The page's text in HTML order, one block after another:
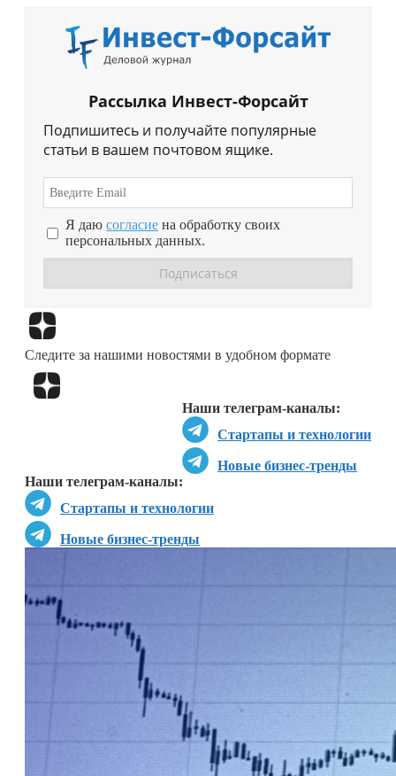
Рассылка Инвест-Форсайт
Подпишитесь и получайте популярные
статьи в вашем почтовом ящике.
Я даю согласие на обработку своих
персональных данных.
Следите за нашими новостями в удобном формате
Наши телеграм-каналы:
Стартапы и технологии
Новые бизнес-тренды
Наши телеграм-каналы:
Стартапы и технологии
Новые бизнес-тренды